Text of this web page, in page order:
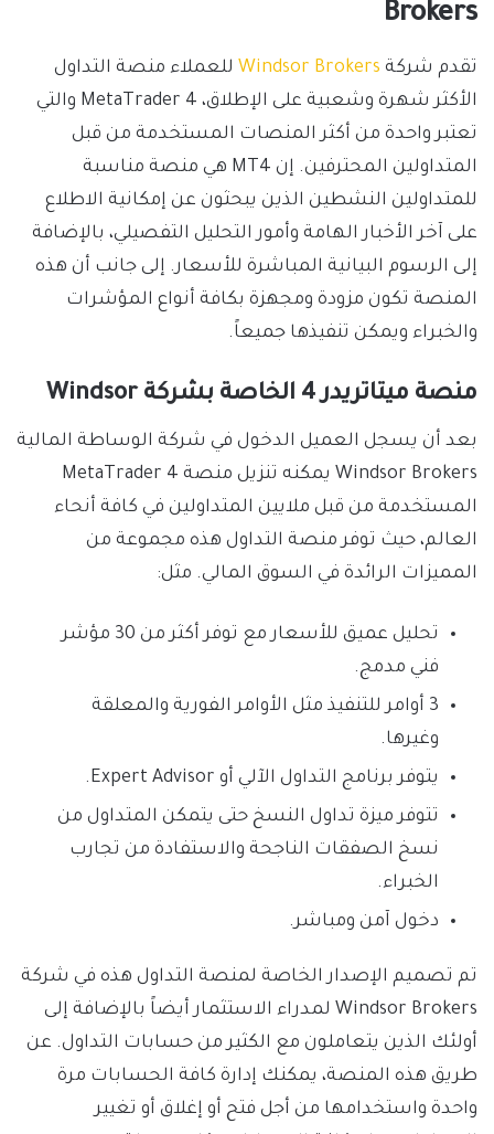
Brokers
تقدم شركة Windsor Brokers للعملاء منصة التداول
الأكثر شهرة وشعبية على الإطلاق، MetaTrader 4 والتي
تعتبر واحدة من أكثر المنصات المستخدمة من قبل
المتداولين المحترفين. إن MT4 هي منصة مناسبة
للمتداولين النشطين الذين يبحثون عن إمكانية الاطلاع
على آخر الأخبار الهامة وأمور التحليل التفصيلي، بالإضافة
إلى الرسوم البيانية المباشرة للأسعار. إلى جانب أن هذه
المنصة تكون مزودة ومجهزة بكافة أنواع المؤشرات
والخبراء ويمكن تنفيذها جميعاً.
منصة ميتاتريدر 4 الخاصة بشركة Windsor
بعد أن يسجل العميل الدخول في شركة الوساطة المالية
Windsor Brokers يمكنه تنزيل منصة MetaTrader 4
المستخدمة من قبل ملايين المتداولين في كافة أنحاء
العالم، حيث توفر منصة التداول هذه مجموعة من
المميزات الرائدة في السوق المالي. مثل:
تحليل عميق للأسعار مع توفر أكثر من 30 مؤشر
فني مدمج.
3 أوامر للتنفيذ مثل الأوامر الفورية والمعلقة
وغيرها.
يتوفر برنامج التداول الآلي أو Expert Advisor.
تتوفر ميزة تداول النسخ حتى يتمكن المتداول من
نسخ الصفقات الناجحة والاستفادة من تجارب
الخبراء.
دخول آمن ومباشر.
تم تصميم الإصدار الخاصة لمنصة التداول هذه في شركة
Windsor Brokers لمدراء الاستثمار أيضاً بالإضافة إلى
أولئك الذين يتعاملون مع الكثير من حسابات التداول. عن
طريق هذه المنصة، يمكنك إدارة كافة الحسابات مرة
واحدة واستخدامها من أجل فتح أو إغلاق أو تغيير